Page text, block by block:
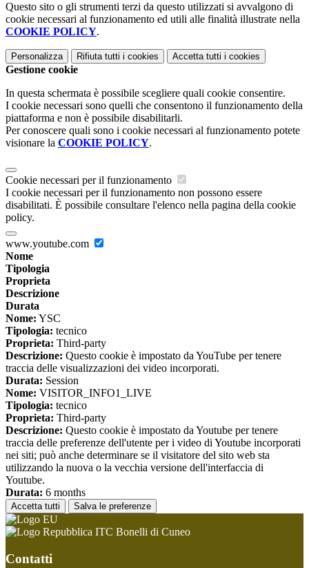
Questo sito o gli strumenti terzi da questo utilizzati si avvalgono di
cookie necessari al funzionamento ed utili alle finalità illustrate nella
COOKIE POLICY.
Personalizza Rifiuta tutti i cookies Accetta tutti i cookies
Gestione cookie
In questa schermata è possibile scegliere quali cookie consentire.
I cookie necessari sono quelli che consentono il funzionamento della
piattaforma e non è possibile disabilitarli.
Per conoscere quali sono i cookie necessari al funzionamento potete
visionare la COOKIE POLICY.
Cookie necessari per il funzionamento
I cookie necessari per il funzionamento non possono essere
disabilitati. È possibile consultare l'elenco nella pagina della cookie
policy.
www.youtube.com
Nome
Tipologia
Proprieta
Descrizione
Durata
Nome: YSC
Tipologia: tecnico
Proprieta: Third-party
Descrizione: Questo cookie è impostato da YouTube per tenere
traccia delle visualizzazioni dei video incorporati.
Durata: Session
Nome: VISITOR_INFO1_LIVE
Tipologia: tecnico
Proprieta: Third-party
Descrizione: Questo cookie è impostato da Youtube per tenere
traccia delle preferenze dell'utente per i video di Youtube incorporati
nei siti; può anche determinare se il visitatore del sito web sta
utilizzando la nuova o la vecchia versione dell'interfaccia di
Youtube.
Durata: 6 months
Accetta tutti Salva le preferenze
ITC Bonelli di Cuneo
Contatti